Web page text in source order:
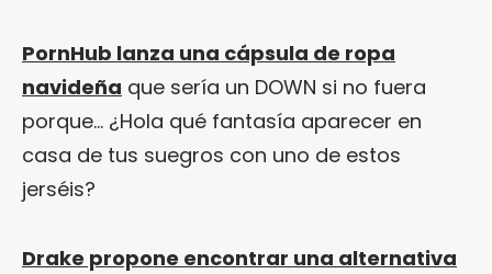
PornHub lanza una cápsula de ropa
navideña que sería un DOWN si no fuera
porque… ¿Hola qué fantasía aparecer en
casa de tus suegros con uno de estos
jerséis?
Drake propone encontrar una alternativa